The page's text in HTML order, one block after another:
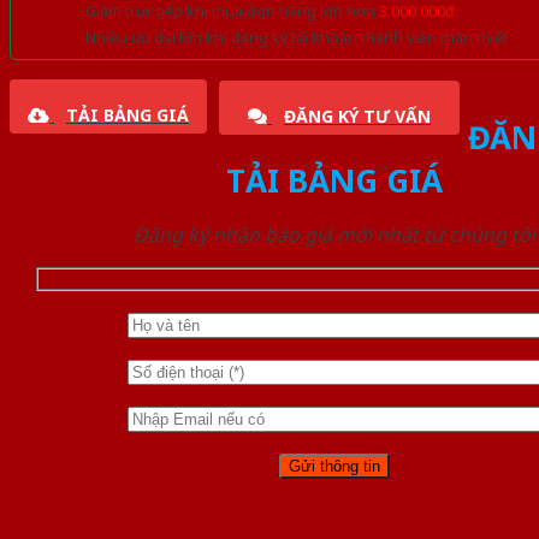
Giảm trực tiếp khi mua đơn hàng lớn hơn 3.000.000đ
Nhiều ưu đãi lớn khi đăng ký tài khoản thành viên thân thiết
TẢI BẢNG GIÁ ĐĂNG KÝ TƯ VẤN
TẢI BẢNG GIÁ
Đăng ký nhận báo giá mới nhất từ chúng tôi